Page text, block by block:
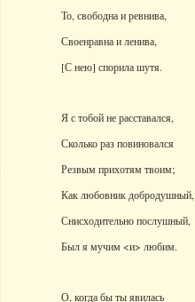
То, свободна и ревнива,
Своенравна и ленива,
[С нею] спорила шутя.
Я с тобой не расставался,
Сколько раз повиновался
Резвым прихотям твоим;
Как любовник добродушный,
Снисходительно послушный,
Был я мучим <и> любим.
О, когда бы ты явилась